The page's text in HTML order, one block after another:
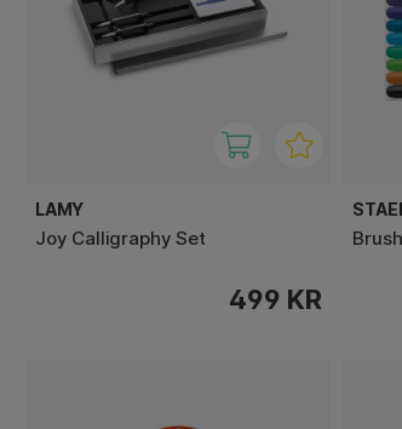
LAMY
Joy Calligraphy Set
499 KR